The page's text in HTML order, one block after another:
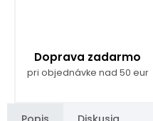
Doprava zadarmo
pri objednávke nad 50 eur